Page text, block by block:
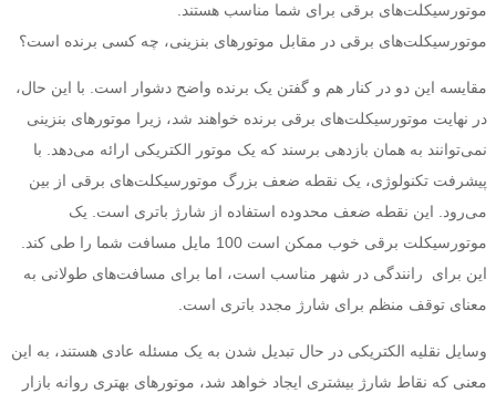
موتورسیکلت‌های برقی برای شما مناسب هستند.
موتورسیکلت‌های برقی در مقابل موتورهای بنزینی، چه کسی برنده است؟
مقایسه این دو در کنار هم و گفتن یک برنده واضح دشوار است. با این حال،
در نهایت موتورسیکلت‌های برقی برنده خواهند شد، زیرا موتورهای بنزینی
نمی‌توانند به همان بازدهی برسند که یک موتور الکتریکی ارائه می‌دهد. با
پیشرفت تکنولوژی، یک نقطه ضعف بزرگ موتورسیکلت‌های برقی از بین
می‌رود. این نقطه ضعف محدوده استفاده از شارژ باتری است. یک
موتورسیکلت برقی خوب ممکن است 100 مایل مسافت شما را طی کند.
این برای رانندگی در شهر مناسب است، اما برای مسافت‌های طولانی به
معنای توقف منظم برای شارژ مجدد باتری است.
وسایل نقلیه الکتریکی در حال تبدیل شدن به یک مسئله عادی هستند، به این
معنی که نقاط شارژ بیشتری ایجاد خواهد شد، موتورهای بهتری روانه بازار